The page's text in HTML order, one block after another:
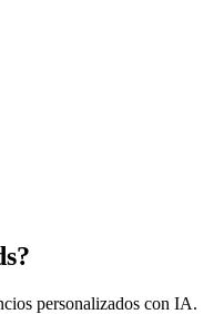
personalizados con IA.